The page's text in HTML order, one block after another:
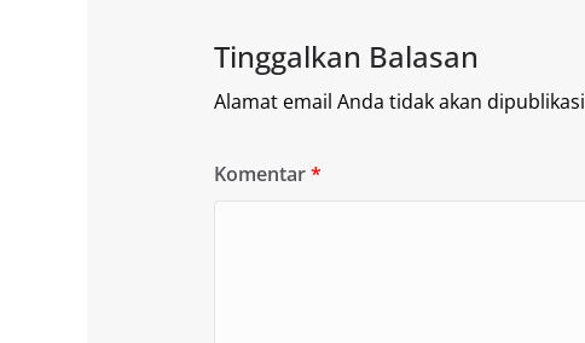
Tinggalkan Balasan
Alamat email Anda tidak akan
Komentar*